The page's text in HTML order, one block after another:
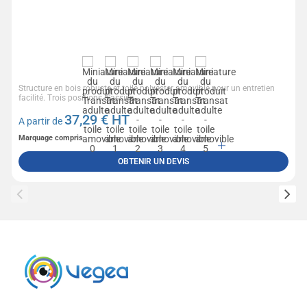
Structure en bois robuste et toile polyester amovible pour un entretien
facilité. Trois positions d’assise...
A partir de37,29 € HT
Marquage compris
OBTENIR UN DEVIS